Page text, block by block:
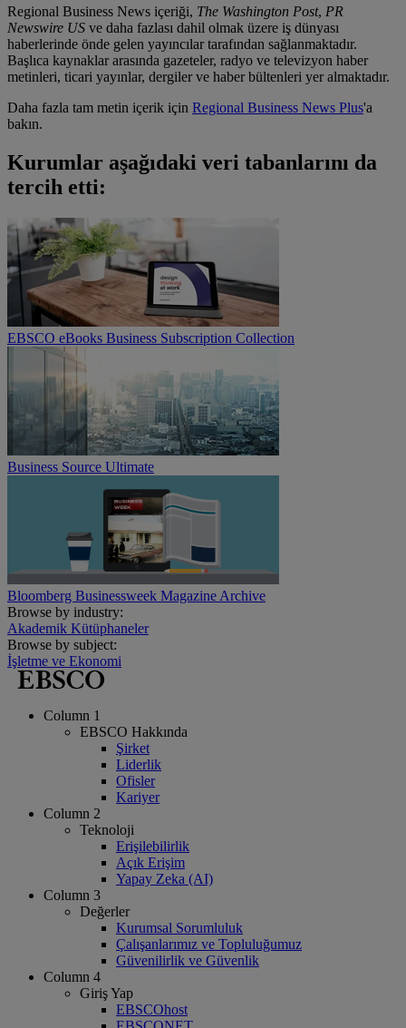
Regional Business News içeriği, The Washington Post, PR
Newswire US ve daha fazlası dahil olmak üzere iş dünyası
haberlerinde önde gelen yayıncılar tarafından sağlanmaktadır.
Başlıca kaynaklar arasında gazeteler, radyo ve televizyon haber
metinleri, ticari yayınlar, dergiler ve haber bültenleri yer almaktadır.
Daha fazla tam metin içerik için Regional Business News Plus'a
bakın.
Kurumlar aşağıdaki veri tabanlarını da
tercih etti:
EBSCO eBooks Business Subscription Collection
Business Source Ultimate
Bloomberg Businessweek Magazine Archive
Browse by industry:
Akademik Kütüphaneler
Browse by subject:
İşletme ve Ekonomi
Column 1
EBSCO Hakkında
Şirket
Liderlik
Ofisler
Kariyer
Column 2
Teknoloji
Erişilebilirlik
Açık Erişim
Yapay Zeka (AI)
Column 3
Değerler
Kurumsal Sorumluluk
Çalışanlarımız ve Topluluğumuz
Güvenilirlik ve Güvenlik
Column 4
Giriş Yap
EBSCOhost